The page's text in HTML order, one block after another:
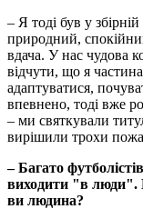
– Я тоді був у
природний,
вдача. У нас чудова
відчути, що я
адаптуватися,
впевнено, тоді вже
– ми святкували
вирішили трохи
– Багато
виходити "в люди".
ви людина?